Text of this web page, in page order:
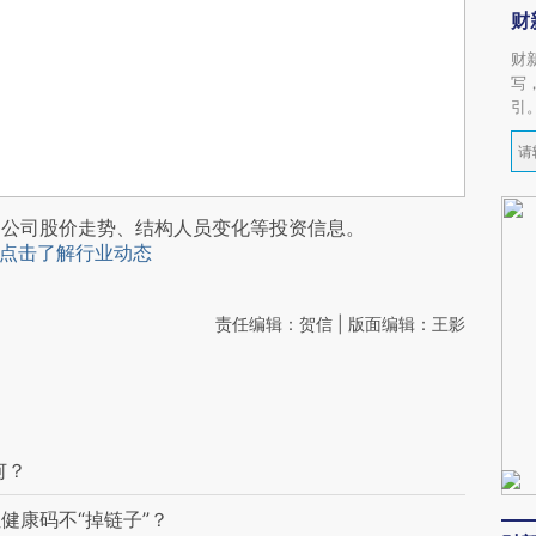
司股价走势、结构人员变化等投资信息。
点击了解行业动态
责任编辑：贺信 | 版面编辑：王影
康码不“掉链子”？
财
财
写
引